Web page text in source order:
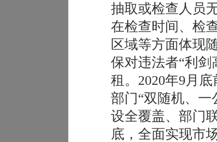
抽取或检查人员
在检查时间、检
区域等方面体现
保对违法者“利剑
租。2020年9月
部门“双随机、一
设全覆盖、部门
底，全面实现市